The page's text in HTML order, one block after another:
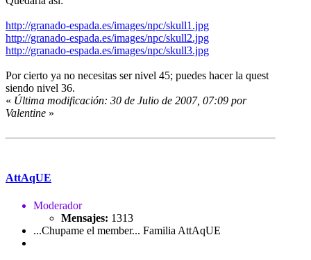
http://granado-espada.es/images/npc/skull1.jpg
http://granado-espada.es/images/npc/skull2.jpg
http://granado-espada.es/images/npc/skull3.jpg
Por cierto ya no necesitas ser nivel 45; puedes hacer la quest
siendo nivel 36.
« Última modificación: 30 de Julio de 2007, 07:09 por
Valentine »
AttAqUE
Moderador
Mensajes: 1313
...Chupame el member... Familia AttAqUE